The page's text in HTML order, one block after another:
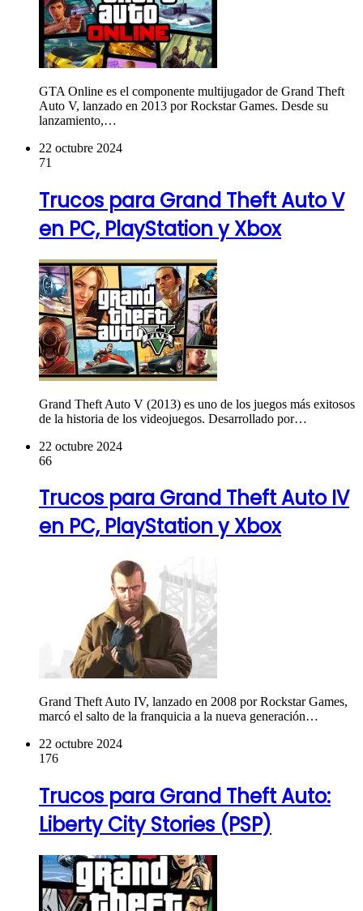
GTA Online es el componente multijugador de Grand Theft
Auto V, lanzado en 2013 por Rockstar Games. Desde su
lanzamiento,…
22 octubre 2024
71
Trucos para Grand Theft Auto V
en PC, PlayStation y Xbox
Grand Theft Auto V (2013) es uno de los juegos más exitosos
de la historia de los videojuegos. Desarrollado por…
22 octubre 2024
66
Trucos para Grand Theft Auto IV
en PC, PlayStation y Xbox
Grand Theft Auto IV, lanzado en 2008 por Rockstar Games,
marcó el salto de la franquicia a la nueva generación…
22 octubre 2024
176
Trucos para Grand Theft Auto:
Liberty City Stories (PSP)